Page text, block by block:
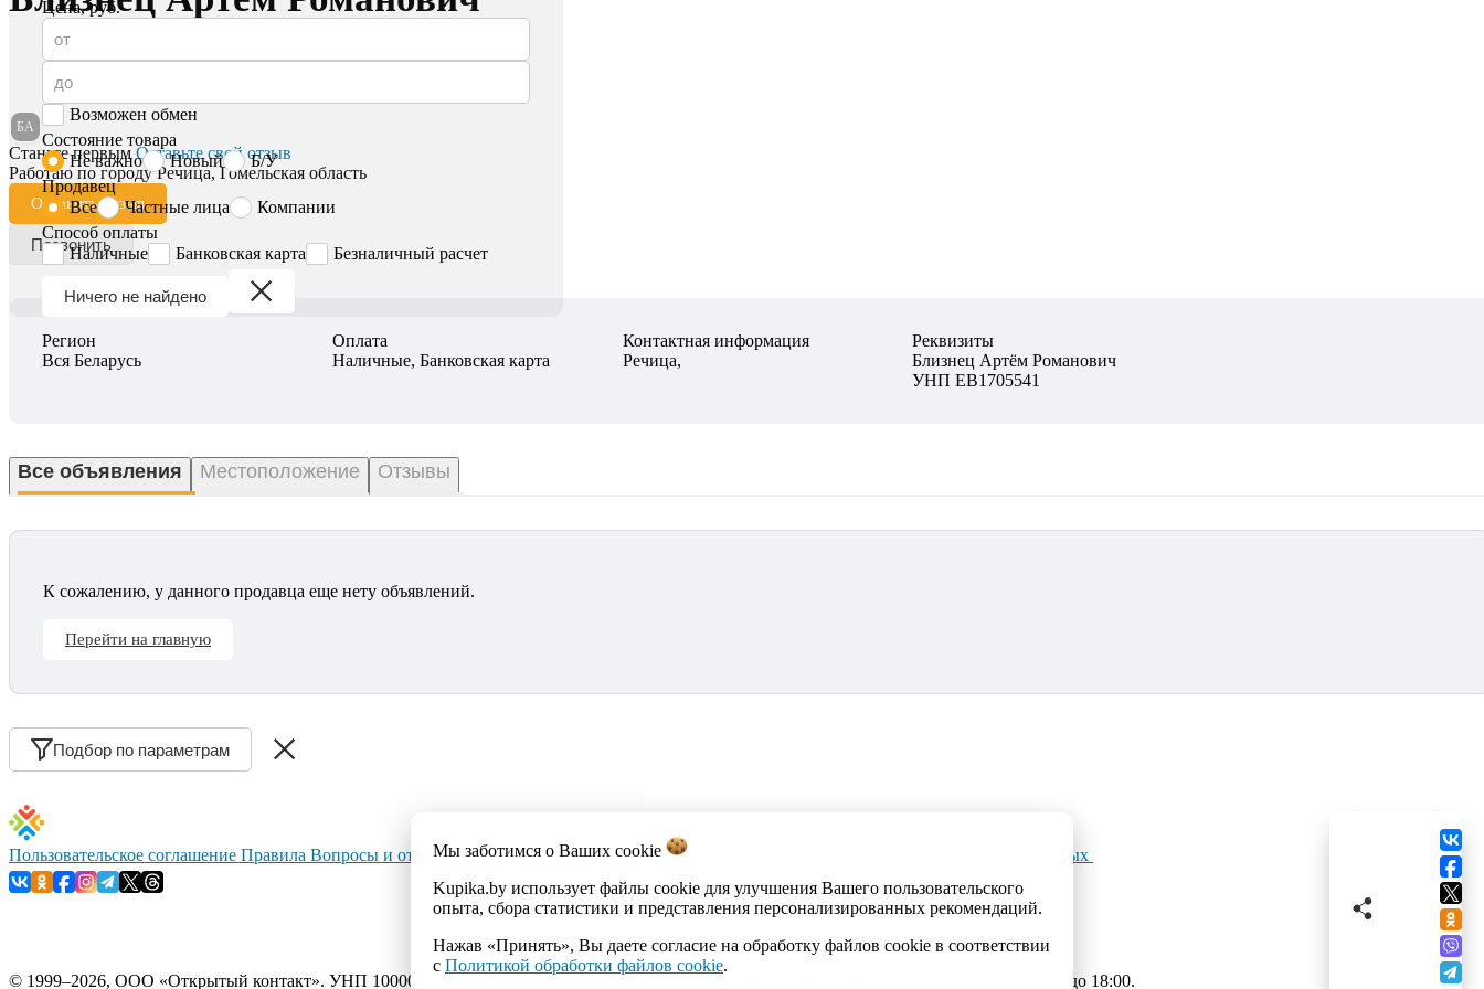
БА
Станьте первым Оставьте свой отзыв
Работаю по городу Речица, Гомельская область
Оставить отзыв
Позвонить
Регион
Вся Беларусь
Оплата
Наличные, Банковская карта
Контактная информация
Речица,
Реквизиты
Близнец Артём Романович
УНП ЕВ1705541
Все объявления Местоположение Отзывы
К сожалению, у данного продавца еще нету объявлений.
Перейти на главную
Цена, руб.
Возможен обмен
Состояние товара
Не важно
Новый
Б/У
Продавец
Все
Частные лица
Компании
Способ оплаты
Наличные
Банковская карта Безналичный расчет
Ничего не найдено
Подбор по параметрам
Мы заботимся о Ваших cookie
Kupika.by использует файлы cookie для улучшения Вашего пользовательского
опыта, сбора статистики и представления персонализированных рекомендаций.
Нажав «Принять», Вы даете согласие на обработку файлов cookie в соответствии
с Политикой обработки файлов cookie.
Пользовательское соглашение Правила Вопросы и ответыКонтактыКаталогИмпорт объявлений Политика обработки персональных данных
© 1999–2026, ООО «Открытый контакт». УНП 100008738. Республика Беларусь, г.Минск, ул.Кальварийская, 17-518. Время работы с 09:00 до 18:00.